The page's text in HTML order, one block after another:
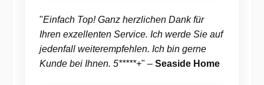
"Einfach Top! Ganz herzlichen Dank für
Ihren exzellenten Service. Ich werde Sie auf
jedenfall weiterempfehlen. Ich bin gerne
Kunde bei Ihnen. 5*****+" – Seaside Home